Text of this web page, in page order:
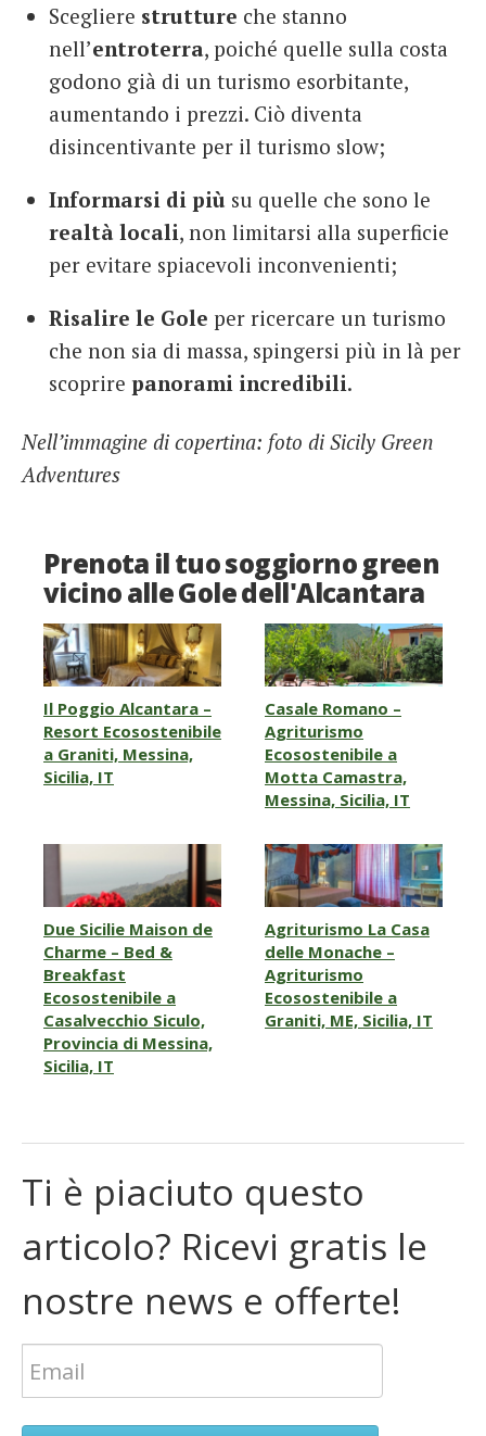
Scegliere strutture che stanno
nell’entroterra, poiché quelle sulla costa
godono già di un turismo esorbitante,
aumentando i prezzi. Ciò diventa
disincentivante per il turismo slow;
Informarsi di più su quelle che sono le
realtà locali, non limitarsi alla superficie
per evitare spiacevoli inconvenienti;
Risalire le Gole per ricercare un turismo
che non sia di massa, spingersi più in là per
scoprire panorami incredibili.
Nell’immagine di copertina: foto di Sicily Green
Adventures
Prenota il tuo soggiorno green
vicino alle Gole dell'Alcantara
Il Poggio Alcantara –
Resort Ecosostenibile
a Graniti, Messina,
Sicilia, IT
Casale Romano –
Agriturismo
Ecosostenibile a
Motta Camastra,
Messina, Sicilia, IT
Due Sicilie Maison de
Charme – Bed &
Breakfast
Ecosostenibile a
Casalvecchio Siculo,
Provincia di Messina,
Sicilia, IT
Agriturismo La Casa
delle Monache –
Agriturismo
Ecosostenibile a
Graniti, ME, Sicilia, IT
Ti è piaciuto questo
articolo? Ricevi gratis le
nostre news e offerte!